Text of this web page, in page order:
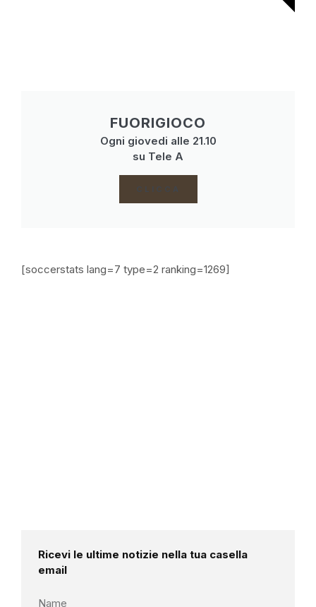
FUORIGIOCO
Ogni giovedi alle 21.10
su Tele A
CLICCA
[soccerstats lang=7 type=2 ranking=1269]
Ricevi le ultime notizie nella tua casella
email